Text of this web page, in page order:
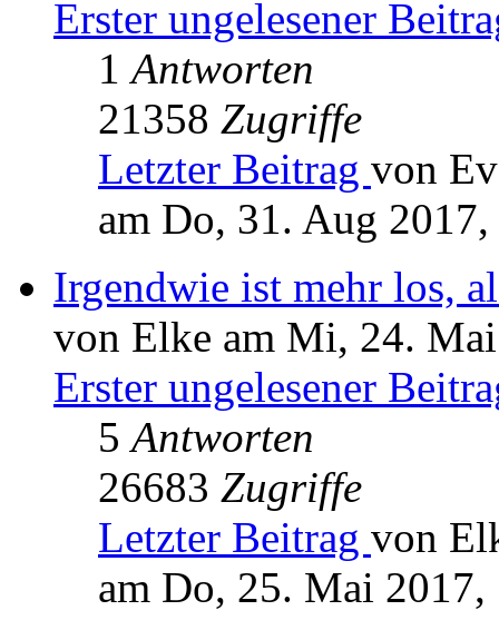
Erster ungelesener
1Antworten
21358 Zugriffe
Letzter Beitrag von
am Do, 31. Aug
Irgendwie ist mehr los,
von Elke am Mi, 24.
Erster ungelesener
5Antworten
26683 Zugriffe
Letzter Beitrag von
am Do, 25. Mai 2017,